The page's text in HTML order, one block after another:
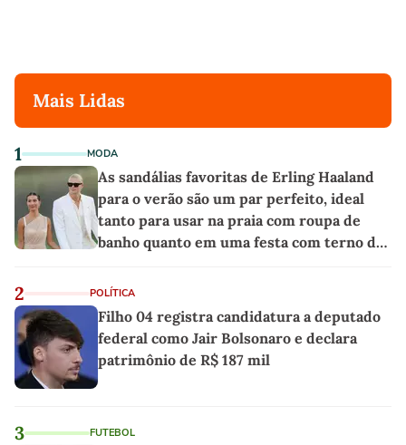
Mais Lidas
1 MODA
As sandálias favoritas de Erling Haaland
para o verão são um par perfeito, ideal
tanto para usar na praia com roupa de
banho quanto em uma festa com terno de
2 POLÍTICA
Filho 04 registra candidatura a deputado
federal como Jair Bolsonaro e declara
patrimônio de R$ 187 mil
3 FUTEBOL